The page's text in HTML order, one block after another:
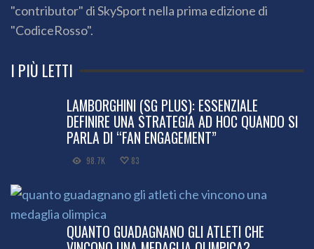
"contributor" di SkySport nella prima edizione di
"CodiceRosso".
I PIÙ LETTI
LAMBORGHINI (SG PLUS): ESSENZIALE
DEFINIRE UNA STRATEGIA AD HOC QUANDO SI
PARLA DI “FAN ENGAGEMENT”
98.7K 83
QUANTO GUADAGNANO GLI ATLETI CHE